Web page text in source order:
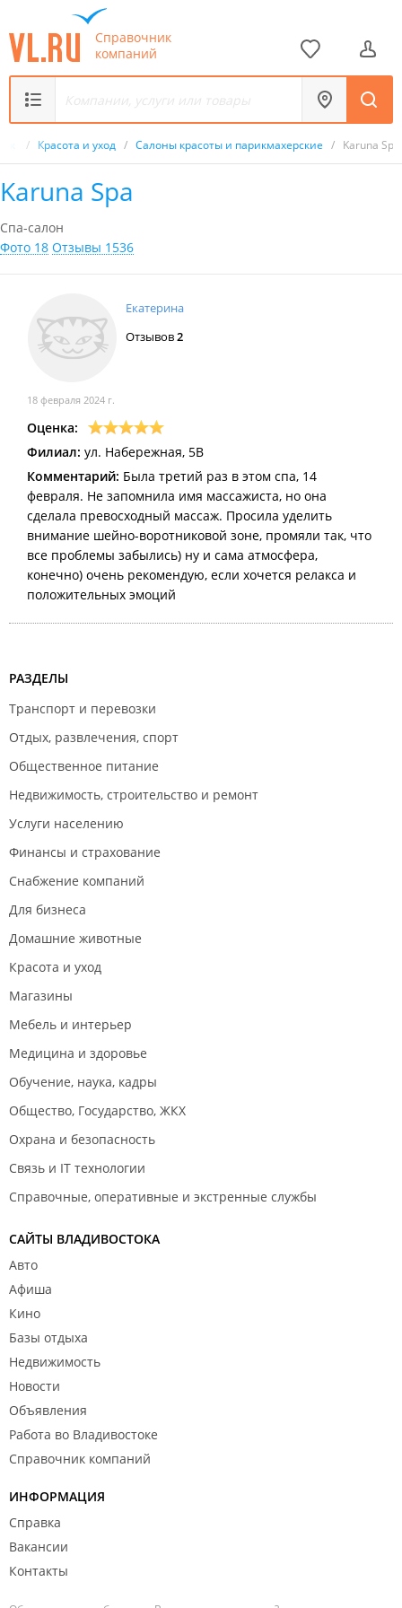
Справочник
компаний
/ Красота и уход / Салоны красоты и парикмахерские / Karuna Spa
Karuna Spa
Спа-салон
Фото 18 Отзывы 1536
Екатерина
Отзывов2
18 февраля 2024 г.
Оценка:
Филиал: ул. Набережная, 5В
Комментарий: Была третий раз в этом спа, 14
февраля. Не запомнила имя массажиста, но она
сделала превосходный массаж. Просила уделить
внимание шейно-воротниковой зоне, промяли так, что
все проблемы забылись) ну и сама атмосфера,
конечно) очень рекомендую, если хочется релакса и
положительных эмоций
РАЗДЕЛЫ
Транспорт и перевозки
Отдых, развлечения, спорт
Общественное питание
Недвижимость, строительство и ремонт
Услуги населению
Финансы и страхование
Снабжение компаний
Для бизнеса
Домашние животные
Красота и уход
Магазины
Мебель и интерьер
Медицина и здоровье
Обучение, наука, кадры
Общество, Государство, ЖКХ
Охрана и безопасность
Связь и IT технологии
Справочные, оперативные и экстренные службы
САЙТЫ ВЛАДИВОСТОКА
Авто
Афиша
Кино
Базы отдыха
Недвижимость
Новости
Объявления
Работа во Владивостоке
Справочник компаний
ИНФОРМАЦИЯ
Справка
Вакансии
Контакты